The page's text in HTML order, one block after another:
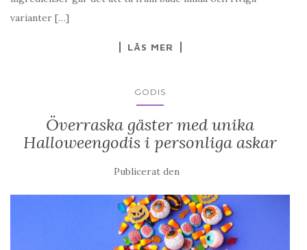
varianter […]
LÄS MER
GODIS
Överraska gäster med unika
Halloweengodis i personliga askar
Publicerat den